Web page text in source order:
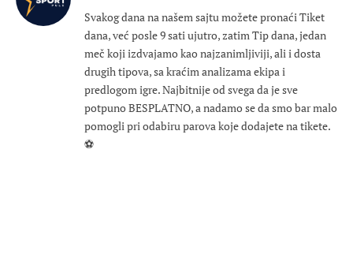
Svakog dana na našem sajtu možete pronaći Tiket
dana, već posle 9 sati ujutro, zatim Tip dana, jedan
meč koji izdvajamo kao najzanimljiviji, ali i dosta
drugih tipova, sa kraćim analizama ekipa i
predlogom igre. Najbitnije od svega da je sve
potpuno BESPLATNO, a nadamo se da smo bar malo
pomogli pri odabiru parova koje dodajete na tikete.
⚽